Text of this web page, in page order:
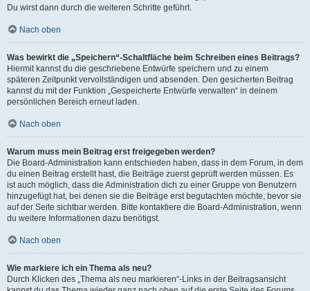
Du wirst dann durch die weiteren Schritte geführt.
Nach oben
Was bewirkt die „Speichern“-Schaltfläche beim Schreiben eines Beitrags?
Hiermit kannst du die geschriebene Entwürfe speichern und zu einem
späteren Zeitpunkt vervollständigen und absenden. Den gesicherten Beitrag
kannst du mit der Funktion „Gespeicherte Entwürfe verwalten“ in deinem
persönlichen Bereich erneut laden.
Nach oben
Warum muss mein Beitrag erst freigegeben werden?
Die Board-Administration kann entschieden haben, dass in dem Forum, in dem
du einen Beitrag erstellt hast, die Beiträge zuerst geprüft werden müssen. Es
ist auch möglich, dass die Administration dich zu einer Gruppe von Benutzern
hinzugefügt hat, bei denen sie die Beiträge erst begutachten möchte, bevor sie
auf der Seite sichtbar werden. Bitte kontaktiere die Board-Administration, wenn
du weitere Informationen dazu benötigst.
Nach oben
Wie markiere ich ein Thema als neu?
Durch Klicken des „Thema als neu markieren“-Links in der Beitragsansicht